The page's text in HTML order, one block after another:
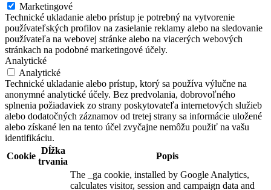
Marketingové
Technické ukladanie alebo prístup je potrebný na vytvorenie
používateľských profilov na zasielanie reklamy alebo na sledovanie
používateľa na webovej stránke alebo na viacerých webových
stránkach na podobné marketingové účely.
Analytické
Analytické
Technické ukladanie alebo prístup, ktorý sa používa výlučne na
anonymné analytické účely. Bez predvolania, dobrovoľného
splnenia požiadaviek zo strany poskytovateľa internetových služieb
alebo dodatočných záznamov od tretej strany sa informácie uložené
alebo získané len na tento účel zvyčajne nemôžu použiť na vašu
identifikáciu.
Cookie
Dĺžka
trvania
Popis
The _ga cookie, installed by Google Analytics,
calculates visitor, session and campaign data and